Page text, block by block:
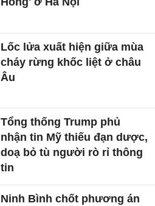
Lốc lửa xuất hiện giữa mùa
cháy rừng khốc liệt ở châu
Âu
Tổng thống Trump phủ
nhận tin Mỹ thiếu đạn dược,
doạ bỏ tù người rò rỉ thông
tin
Ninh Bình chốt phương án